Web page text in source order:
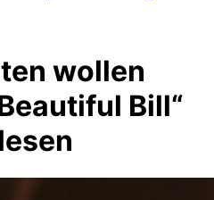
wollen
Bill“